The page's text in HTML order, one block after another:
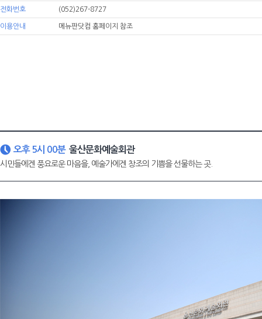
전화번호 (052)267-8727
이용안내 메뉴판닷컴 홈페이지 참조
오후 5시 00분 울산문화예술회관
시민들에겐 풍요로운 마음을, 예술가에겐 창조의 기쁨을 선물하는 곳.